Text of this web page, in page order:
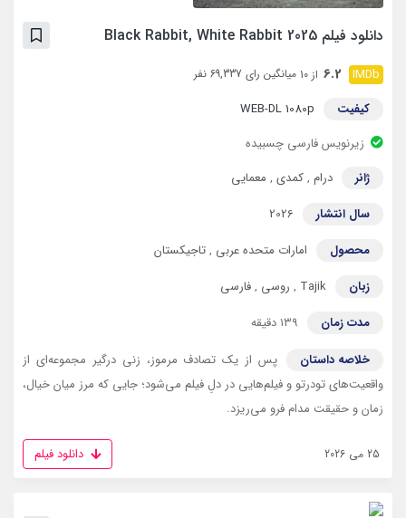
دانلود فیلم Black Rabbit, White Rabbit 2025
6.2 از 10 میانگین رای 69,337 نفر
کیفیت
WEB-DL 1080p
زیرنویس فارسی چسبیده
ژانر
درام ,کمدی , معمایی
سال انتشار
2026
محصول
امارات متحده عربی ,تاجیکستان
زبان
Tajik
, روسی ,فارسی
مدت زمان
۱۳۹ دقیقه
خلاصه داستان
پس از یک تصادف مرموز، زنی درگیر مجموعه‌ای از
واقعیت‌های تو‌در‌تو و فیلم‌هایی در دلِ فیلم می‌شود؛ جایی که مرز میان خیال،
زمان و حقیقت مدام فرو می‌ریزد.
25 می 2026 دانلود فیلم